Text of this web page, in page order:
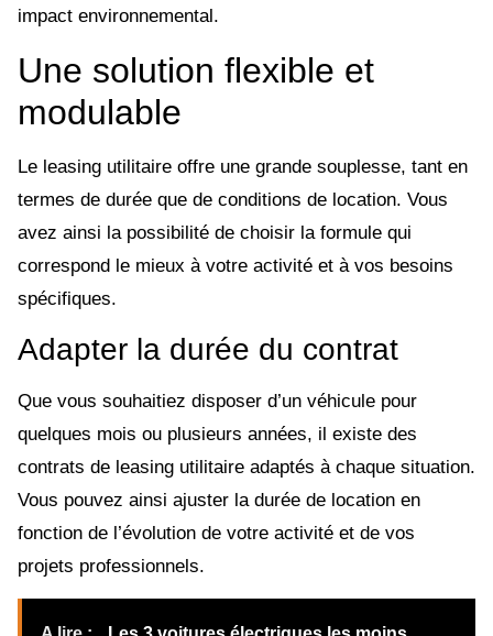
impact environnemental.
Une solution flexible et
modulable
Le leasing utilitaire offre une grande souplesse, tant en
termes de durée que de conditions de location. Vous
avez ainsi la possibilité de choisir la formule qui
correspond le mieux à votre activité et à vos besoins
spécifiques.
Adapter la durée du contrat
Que vous souhaitiez disposer d’un véhicule pour
quelques mois ou plusieurs années, il existe des
contrats de leasing utilitaire adaptés à chaque situation.
Vous pouvez ainsi ajuster la durée de location en
fonction de l’évolution de votre activité et de vos
projets professionnels.